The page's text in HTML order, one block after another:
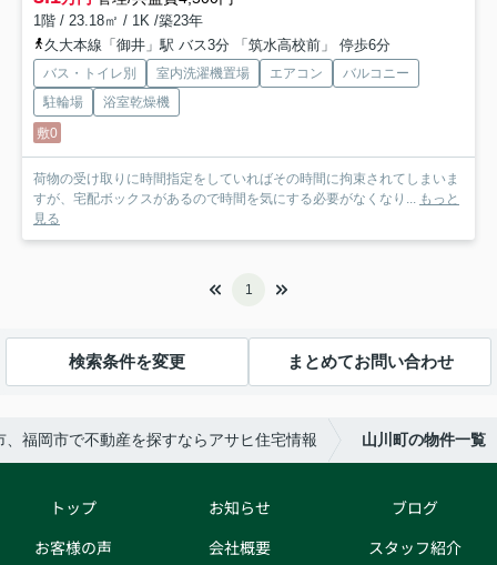
1階 / 23.18㎡ / 1K /築23年
久大本線「御井」駅 バス3分 「筑水高校前」 停歩6分
バス・トイレ別 室内洗濯機置場 エアコン
バルコニー
駐輪場
浴室乾燥機
敷0
荷物の受け取りに時間指定をしていればその時間に拘束されてしまいま
すが、宅配ボックスがあるので時間を気にする必要がなくなり...
もっと
見る
1
検索条件を変更 まとめてお問い合わせ
、福岡市で不動産を探すならアサヒ住宅情報 山川町の物件一覧
トップ
お客様の声
お知らせ
会社概要
ブログ
スタッフ紹介